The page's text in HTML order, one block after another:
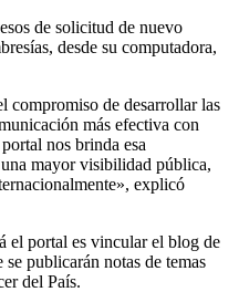
de solicitud de nuevo
desde su computadora,
compromiso de desarrollar las
más efectiva con
nos brinda esa
mayor visibilidad pública,
explicó
el portal es vincular el blog de
publicarán notas de temas
del País.